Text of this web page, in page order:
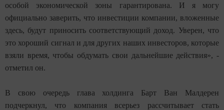
особой экономической зоны гарантирована. И я могу
официально заверить, что инвестиции компании, вложенные
здесь, будут приносить соответствующий доход. Уверен, что
это хороший сигнал и для других наших инвесторов, которые
взяли время, чтобы обдумать свои дальнейшие действия», -
отметил он.
В свою очередь глава холдинга Барт Ван Малдерен
подчеркнул, что компания всерьез рассчитывает стать